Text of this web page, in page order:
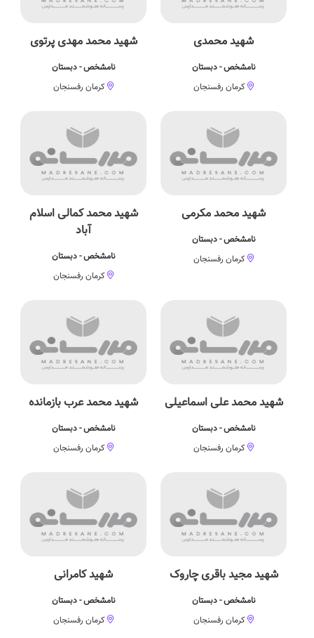
شهید محمدی
نامشخص - دبستان
کرمان رفسنجان
شهید محمد مهدی پرتوی
نامشخص - دبستان
کرمان رفسنجان
شهید محمد مکرمی
نامشخص - دبستان
کرمان رفسنجان
شهید محمد کمالی اسلام
آباد
نامشخص - دبستان
کرمان رفسنجان
شهید محمد علی اسماعیلی
نامشخص - دبستان
کرمان رفسنجان
شهید محمد عرب بازمانده
نامشخص - دبستان
کرمان رفسنجان
شهید مجید باقری چاروک
نامشخص - دبستان
کرمان رفسنجان
شهید کامرانی
نامشخص - دبستان
کرمان رفسنجان